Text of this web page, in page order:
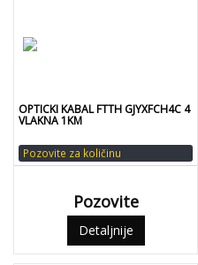
OPTICKI KABAL FTTH GJYXFCH4C 4
VLAKNA 1KM
Pozovite za količinu
Pozovite
Detaljnije